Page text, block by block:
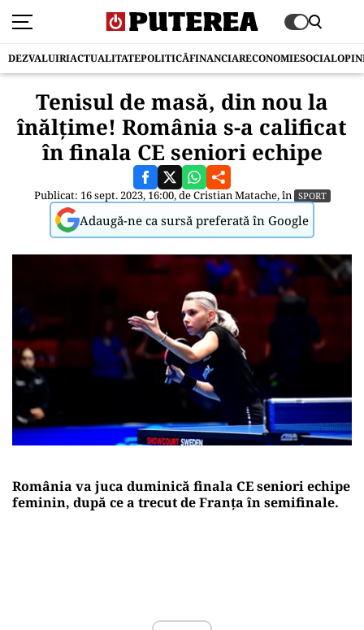
DEZVALUIRIACTUALITATEPOLITICĂFINANCIARECONOMIESOCIAL
Tenisul de masă, din nou la
înălțime! România s-a calificat
în finala CE seniori echipe
Publicat: 16 sept. 2023, 16:00, deCristian Matache, în SPORT
Adaugă-ne ca sursă preferată în Google
România va juca duminică finala CE seniori echipe
feminin, după ce a trecut de Franța în semifinale.